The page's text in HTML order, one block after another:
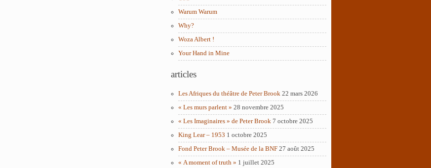
Warum Warum
Why?
Woza Albert !
Your Hand in Mine
articles
Les Afriques du théâtre de Peter Brook 22 mars 2026
« Les murs parlent » 28 novembre 2025
« Les Imaginaires » de Peter Brook 7 octobre 2025
King Lear – 1953 1 octobre 2025
Fond Peter Brook – Musée de la BNF 27 août 2025
« A moment of truth » 1 juillet 2025